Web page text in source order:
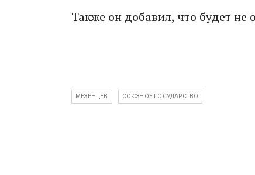
Также он добавил, что будет не
МЕЗЕНЦЕВ СОЮЗНОЕ ГОСУДАРСТВО